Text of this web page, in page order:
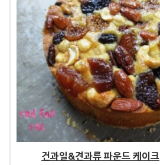
건과일&견과류 파운드 케이크